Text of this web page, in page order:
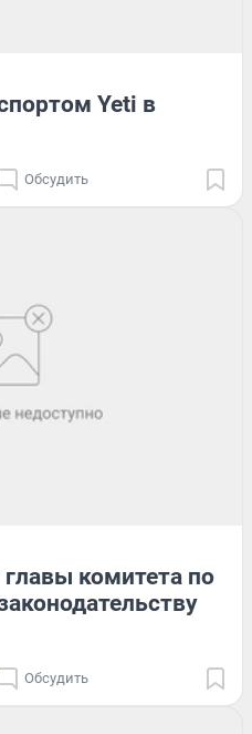
Yeti в
Обсудить
комитета по
Обсудить